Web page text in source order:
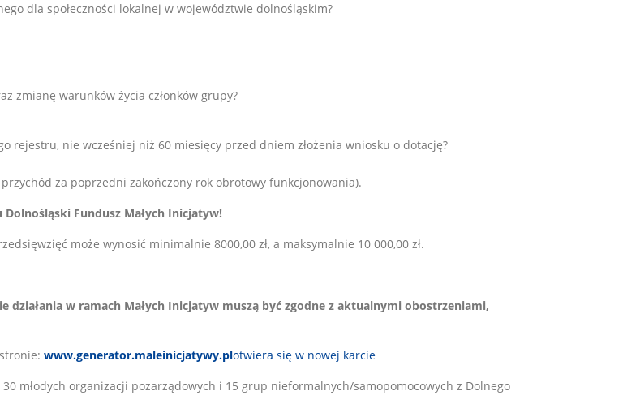
dla społeczności lokalnej w województwie dolnośląskim?
zmianę warunków życia członków grupy?
rejestru, nie wcześniej niż 60 miesięcy przed dniem złożenia wniosku o dotację?
za poprzedni zakończony rok obrotowy funkcjonowania).
Fundusz Małych Inicjatyw!
może wynosić minimalnie 8000,00 zł, a maksymalnie 10 000,00 zł.
działania w ramach Małych Inicjatyw muszą być zgodne z aktualnymi obostrzeniami,
www.generator.maleinicjatywy.plotwiera się w nowej karcie
młodych organizacji pozarządowych i 15 grup nieformalnych/samopomocowych z Dolnego